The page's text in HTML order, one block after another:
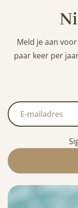
Meld je aan
paar keer per